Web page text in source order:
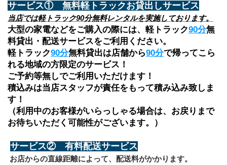
サービス①　無料軽トラックお貸出しサービス
当店では軽トラック90分無料レンタルを実施しております。
大型の家電などをご購入の際には、軽トラック90分無
料貸出・配送サービスをご利用ください。
軽トラック90分無料貸出は店舗から90分で帰ってこら
れる地域の方限定のサービス！
ご予約等無しでご利用いただけます！
積込みは当店スタッフが責任をもって積み込み致しま
す！
（利用中のお客様がいらっしゃる場合は、お戻りまで
お待ちいただく可能性がございます。）
サービス②　有料配送サービス
お店からの直線距離によって、配送料がかかります。